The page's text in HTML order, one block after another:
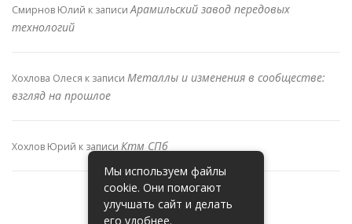
Смирнов Юлий к записиАрамильский завод передовых
технологий
Хохлова Олеся к записи Металлы и изменения в сообществе:
взгляд на прошлое
Хохлов Юрий к записи Ктм СПб
Мы используем файлы
cookie. Они помогают
улучшать сайт и делать
его удобнее.